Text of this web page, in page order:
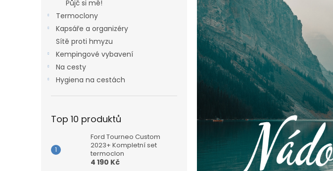
Půjč si mě!
Termoclony
Kapsáře a organizéry
Sítě proti hmyzu
Kempingové vybavení
Na cesty
Hygiena na cestách
Top 10 produktů
Ford Tourneo Custom
2023+ Kompletní set
termoclon
4 190 Kč